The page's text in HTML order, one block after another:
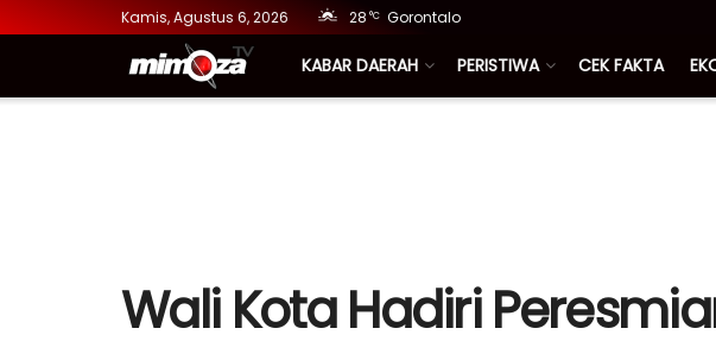
Kamis, Agustus 6, 2026 28 °C Gorontalo
KABAR DAERAH PERISTIWA CEK FAKTA
Wali Kota Hadiri